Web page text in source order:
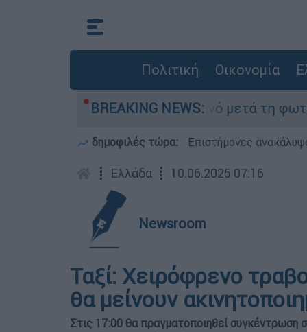
Πολιτική Οικονομία
BREAKING NEWS:
στο Πόρτο Γερμανό μετά τη φωτιά -
δημοφιλές τώρα: Επιστήμονες
┋ Ελλάδα ┋ 10.06.2025 07:16
Newsroom
Ταξί: Χειρόφρενο
θα μείνουν
Στις 17:00 θα πραγματοποιηθεί